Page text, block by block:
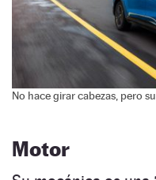
No hace girar cabezas, pero
Motor